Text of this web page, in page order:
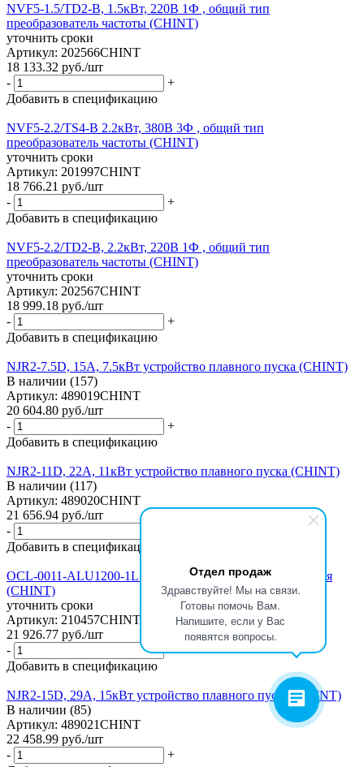
Отдел продаж
Здравствуйте! Мы на связи.
Готовы помочь Вам.
Напишите, если у Вас
появятся вопросы.
NVF5-1.5/TD2-B, 1.5кВт, 220В 1Ф , общий тип
преобразователь частоты (CHINT)
уточнить сроки
Артикул: 202566CHINT
18 133.32 руб./шт
-
+
Добавить в спецификацию
NVF5-2.2/TS4-B 2.2кВт, 380В 3Ф , общий тип
преобразователь частоты (CHINT)
уточнить сроки
Артикул: 201997CHINT
18 766.21 руб./шт
-
+
Добавить в спецификацию
NVF5-2.2/TD2-B, 2.2кВт, 220В 1Ф , общий тип
преобразователь частоты (CHINT)
уточнить сроки
Артикул: 202567CHINT
18 999.18 руб./шт
-
+
Добавить в спецификацию
NJR2-7.5D, 15А, 7.5кВт устройство плавного пуска (CHINT)
В наличии (157)
Артикул: 489019CHINT
20 604.80 руб./шт
-
+
Добавить в спецификацию
NJR2-11D, 22А, 11кВт устройство плавного пуска (CHINT)
В наличии (117)
Артикул: 489020CHINT
21 656.94 руб./шт
-
Добавить в спецификацию
OCL-0011-ALU1200-1L для ПЧ 3.7кВт дроссель двигателя
(CHINT)
уточнить сроки
Артикул: 210457CHINT
21 926.77 руб./шт
-
+
Добавить в спецификацию
NJR2-15D, 29А, 15кВт устройство плавного пуска (CHINT)
В наличии (85)
Артикул: 489021CHINT
22 458.99 руб./шт
-
+